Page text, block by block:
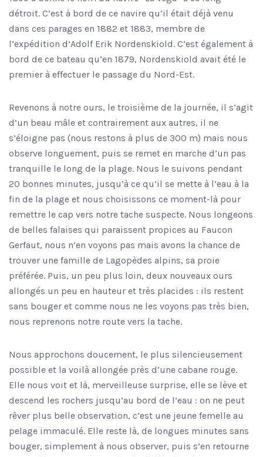
détroit. C’est à bord de ce navire qu’il était déjà venu
dans ces parages en 1882 et 1883, membre de
l’expédition d’Adolf Erik Nordenskiold. C’est également à
bord de ce bateau qu’en 1879, Nordenskiold avait été le
premier à effectuer le passage du Nord-Est.
Revenons à notre ours, le troisième de la journée, il s’agit
d’un beau mâle et contrairement aux autres, il ne
s’éloigne pas (nous restons à plus de 300 m) mais nous
observe longuement, puis se remet en marche d’un pas
tranquille le long de la plage. Nous le suivons pendant
20 bonnes minutes, jusqu’à ce qu’il se mette à l’eau à la
fin de la plage et nous choisissons ce moment-là pour
remettre le cap vers notre tache suspecte. Nous longeons
de belles falaises qui paraissent propices au Faucon
Gerfaut, nous n’en voyons pas mais avons la chance de
trouver une famille de Lagopèdes alpins, sa proie
préférée. Puis, un peu plus loin, deux nouveaux ours
allongés un peu en hauteur et très placides : ils restent
sans bouger et comme nous ne les voyons pas très bien,
nous reprenons notre route vers la tache.
Nous approchons doucement, le plus silencieusement
possible et la voilà allongée près d’une cabane rouge.
Elle nous voit et là, merveilleuse surprise, elle se lève et
descend les rochers jusqu’au bord de l’eau : on ne peut
rêver plus belle observation, c’est une jeune femelle au
pelage immaculé. Elle reste là, de longues minutes sans
bouger, simplement à nous observer, puis s’en retourne